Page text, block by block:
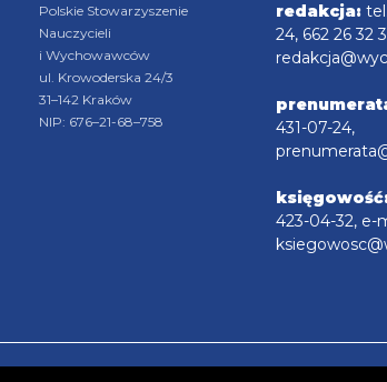
Polskie Stowarzyszenie
Nauczycieli
i Wychowawców
ul. Krowoderska 24/3
31–142 Kraków
NIP: 676–21-68–758
redakcja:
24, 662 26 32
431-07-24,
423-04-32, e-